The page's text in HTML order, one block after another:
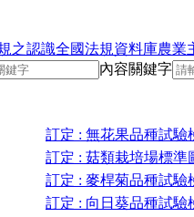
之認識全國法規資料庫農業
內容關鍵字
訂定 : 無花果品種試驗
訂定 : 菇類栽培場標準
訂定 : 麥桿菊品種試驗
訂定 : 向日葵品種試驗